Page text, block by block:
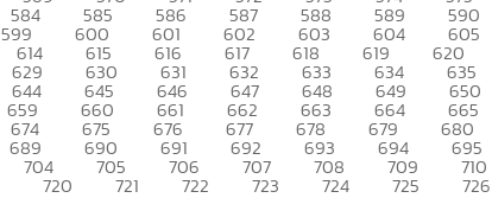
584 585 586 587 588 589 590
599 600 601 602 603 604 605
614 615 616 617 618 619 620
629 630 631 632 633 634 635
644 645 646 647 648 649 650
659 660 661 662 663 664 665
674 675 676 677 678 679 680
689 690 691 692 693 694 695
704 705 706 707 708 709 710
720 721 722 723 724 725 726